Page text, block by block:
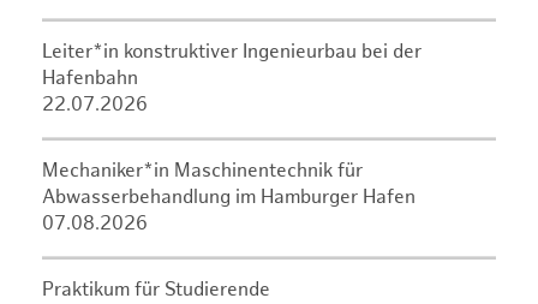
Leiter*in konstruktiver Ingenieurbau bei der
Hafenbahn
22.07.2026
Mechaniker*in Maschinentechnik für
Abwasserbehandlung im Hamburger Hafen
07.08.2026
Praktikum für Studierende